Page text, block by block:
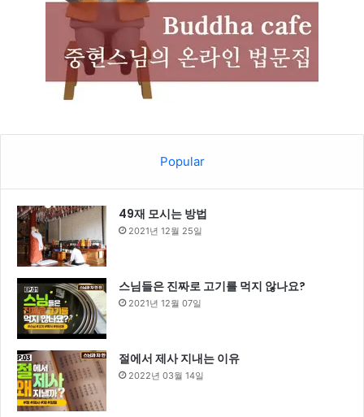
Popular
49재 모시는 방법
2021년 12월 25일
스님들은 진짜로 고기를 먹지 않나요?
2021년 12월 07일
절에서 제사 지내는 이유
2022년 03월 14일